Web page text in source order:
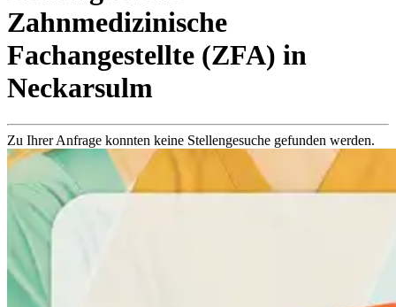
Zahnmedizinische
Fachangestellte (ZFA) in
Neckarsulm
Zu Ihrer Anfrage konnten keine Stellengesuche gefunden werden.